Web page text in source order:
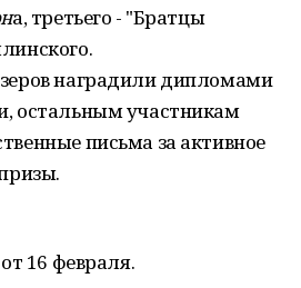
а, третьего - "Братцы
наградили дипломами
остальным участникам
письма за активное
16 февраля.